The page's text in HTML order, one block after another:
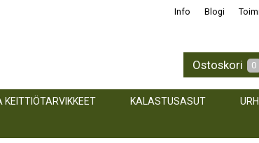
Info Blogi
Ostoskori 0
KEITTIÖTARVIKKEET KALASTUSASUT